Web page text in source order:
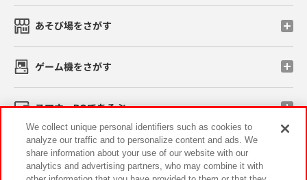
あそび場をさがす
ゲーム機をさがす
スマホ・PCであそぶ
イベント・キャンペーン
We collect unique personal identifiers such as cookies to
analyze our traffic and to personalize content and ads. We
share information about your use of our website with our
analytics and advertising partners, who may combine it with